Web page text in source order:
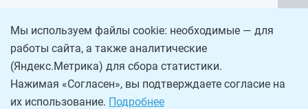
Мы используем файлы cookie: необходимые — для
работы сайта, а также аналитические
(Яндекс.Метрика) для сбора статистики.
Нажимая «Согласен», вы подтверждаете согласие на
их использование. Подробнее